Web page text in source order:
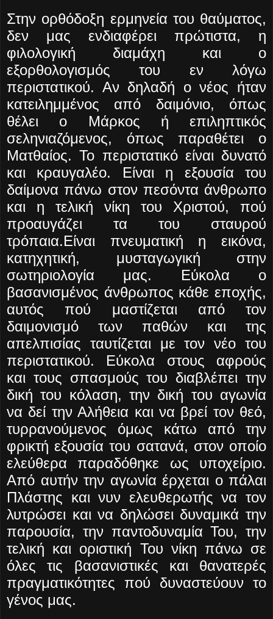
Στην ορθόδοξη ερμηνεία του θαύματος,
δεν μας ενδιαφέρει πρώτιστα, η
φιλολογική διαμάχη και ο
εξορθολογισμός του εν λόγω
περιστατικού. Αν δηλαδή ο νέος ήταν
κατειλημμένος από δαιμόνιο, όπως
θέλει ο Μάρκος ή επιληπτικός
σεληνιαζόμενος, όπως παραθέτει ο
Ματθαίος. Το περιστατικό είναι δυνατό
και κραυγαλέο. Είναι η εξουσία του
δαίμονα πάνω στον πεσόντα άνθρωπο
και η τελική νίκη του Χριστού, πού
προαυγάζει τα του σταυρού
τρόπαια.Είναι πνευματική η εικόνα,
κατηχητική, μυσταγωγική στην
σωτηριολογία μας. Εύκολα ο
βασανισμένος άνθρωπος κάθε εποχής,
αυτός πού μαστίζεται από τον
δαιμονισμό των παθών και της
απελπισίας ταυτίζεται με τον νέο του
περιστατικού. Εύκολα στους αφρούς
και τους σπασμούς του διαβλέπει την
δική του κόλαση, την δική του αγωνία
να δεί την Αλήθεια και να βρεί τον θεό,
τυρρανούμενος όμως κάτω από την
φρικτή εξουσία του σατανά, στον οποίο
ελεύθερα παραδόθηκε ως υποχείριο.
Από αυτήν την αγωνία έρχεται ο πάλαι
Πλάστης και νυν ελευθερωτής να τον
λυτρώσει και να δηλώσει δυναμικά την
παρουσία, την παντοδυναμία Του, την
τελική και οριστική Του νίκη πάνω σε
όλες τις βασανιστικές και θανατερές
πραγματικότητες πού δυναστεύουν το
γένος μας.